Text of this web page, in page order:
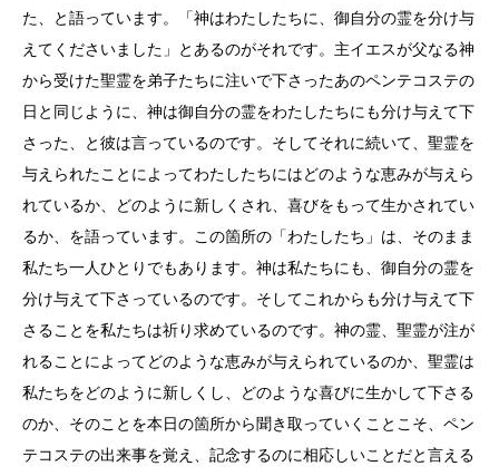
た、と語っています。「神はわたしたちに、御自分の霊を分け与
えてくださいました」とあるのがそれです。主イエスが父なる神
から受けた聖霊を弟子たちに注いで下さったあのペンテコステの
日と同じように、神は御自分の霊をわたしたちにも分け与えて下
さった、と彼は言っているのです。そしてそれに続いて、聖霊を
与えられたことによってわたしたちにはどのような恵みが与えら
れているか、どのように新しくされ、喜びをもって生かされてい
るか、を語っています。この箇所の「わたしたち」は、そのまま
私たち一人ひとりでもあります。神は私たちにも、御自分の霊を
分け与えて下さっているのです。そしてこれからも分け与えて下
さることを私たちは祈り求めているのです。神の霊、聖霊が注が
れることによってどのような恵みが与えられているのか、聖霊は
私たちをどのように新しくし、どのような喜びに生かして下さる
のか、そのことを本日の箇所から聞き取っていくことこそ、ペン
テコステの出来事を覚え、記念するのに相応しいことだと言える